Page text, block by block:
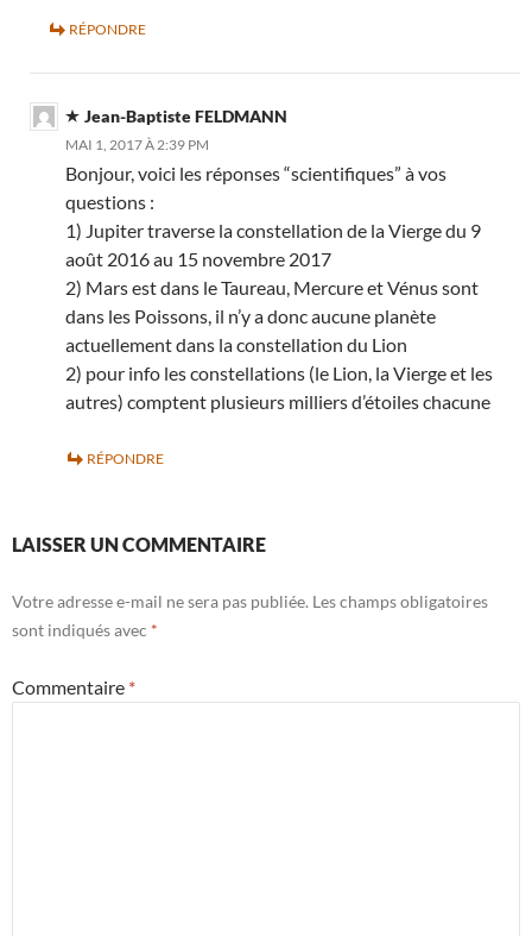
RÉPONDRE
Jean-Baptiste FELDMANN
MAI 1, 2017 À 2:39 PM
Bonjour, voici les réponses “scientifiques” à vos
questions :
1) Jupiter traverse la constellation de la Vierge du 9
août 2016 au 15 novembre 2017
2) Mars est dans le Taureau, Mercure et Vénus sont
dans les Poissons, il n’y a donc aucune planète
actuellement dans la constellation du Lion
2) pour info les constellations (le Lion, la Vierge et les
autres) comptent plusieurs milliers d’étoiles chacune
RÉPONDRE
LAISSER UN COMMENTAIRE
Votre adresse e-mail ne sera pas publiée. Les champs obligatoires
sont indiqués avec *
Commentaire *